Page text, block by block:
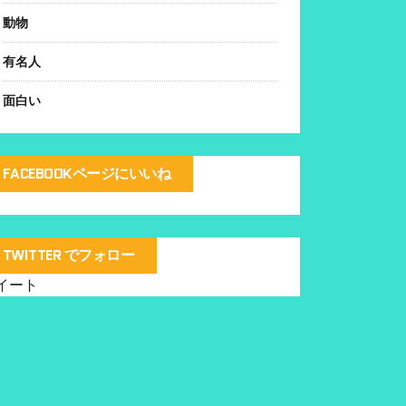
動物
有名人
面白い
FACEBOOKページにいいね
TWITTER でフォロー
ート